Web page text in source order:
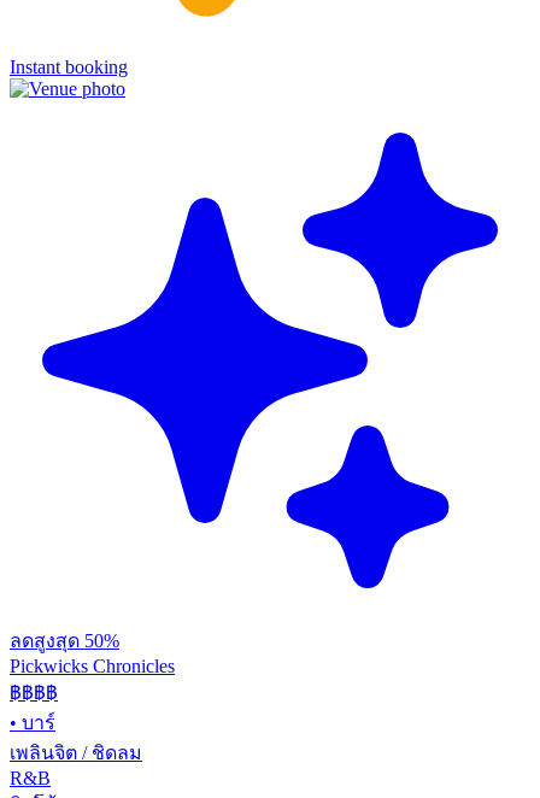
Instant booking
ลดสูงสุด 50%
Pickwicks Chronicles
฿฿฿฿
• บาร์
เพลินจิต / ชิดลม
R&B